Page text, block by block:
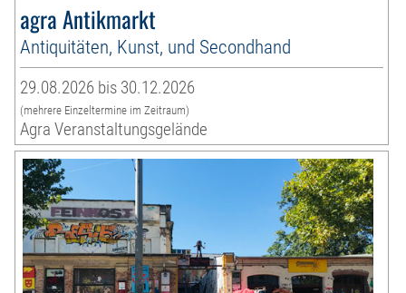
agra Antikmarkt
Antiquitäten, Kunst, und Secondhand
29.08.2026 bis 30.12.2026
(mehrere Einzeltermine im Zeitraum)
Agra Veranstaltungsgelände